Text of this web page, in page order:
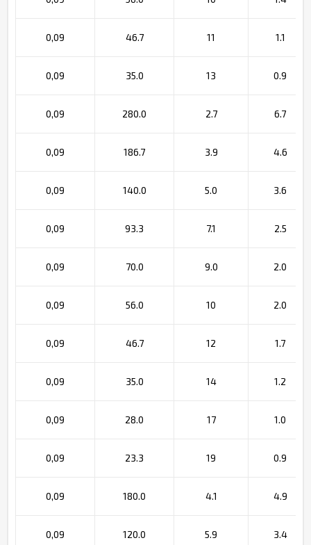
0,09 46.7 11 1.1
0,09 35.0 13 0.9
0,09 280.0 2.7 6.7
0,09 186.7 3.9 4.6
0,09 140.0 5.0 3.6
0,09 93.3 7.1 2.5
0,09 70.0 9.0 2.0
0,09 56.0 10 2.0
0,09 46.7 12 1.7
0,09 35.0 14 1.2
0,09 28.0 17 1.0
0,09 23.3 19 0.9
0,09 180.0 4.1 4.9
0,09 120.0 5.9 3.4